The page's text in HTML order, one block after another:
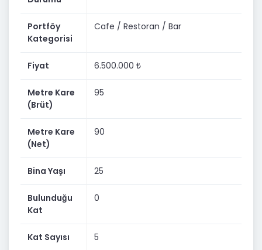
✔ Oturmuş müşteri portföyü
✔ Kurumsal düzen ve sistem isteyen kurulu personel
✔ Yüksek ciro ,yüksek NET kazanç odaklı işletme
✔ Anahtar teslim devredilecektir
Ciddi ilgilenen kişilere cirolar açık olarak gösterilecektir.
Şehir değişikliği nedeniyle üzülerek devrediyoruz.
Sadece Araç takası kabul edilir.
Portföy
Kategorisi
Cafe / Restoran / Bar
Fiyat 6.500.000 ₺
Metre Kare
(Brüt)
95
Metre Kare
(Net)
90
Bina Yaşı 25
Bulunduğu
Kat
0
Kat Sayısı 5